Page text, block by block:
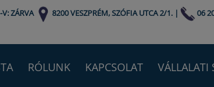
ZÁRVA 8200 VESZPRÉM, SZÓFIA UTCA 2/1. | 06
RÓLUNK KAPCSOLAT
VÁLLALATI